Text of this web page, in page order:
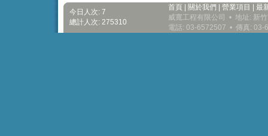
今日人次: 7
總計人次: 275310
首頁 關於我們 營業項目
最
威寬工程有限公司 • 地址: 新
電話: 03-6572507 • 傳真: